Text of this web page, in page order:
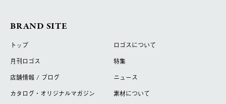
BRAND SITE
トップ
ロゴスについて
月刊ロゴス
特集
店舗情報 / ブログ
ニュース
カタログ・オリジナルマガジン
素材について